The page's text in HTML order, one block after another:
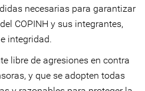
necesarias para garantizar
COPINH y sus integrantes,
integridad.
libre de agresiones en contra
y que se adopten todas